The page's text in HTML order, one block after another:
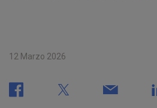
12 Marzo 2026